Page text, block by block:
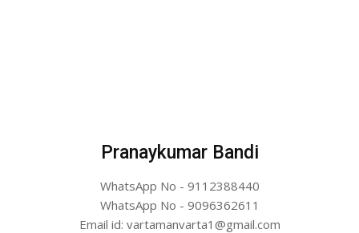
Pranaykumar Bandi
WhatsApp No - 9112388440
WhatsApp No - 9096362611
Email id: vartamanvarta1@gmail.com